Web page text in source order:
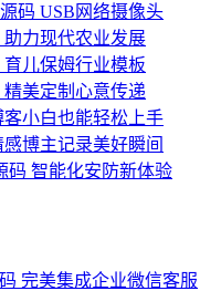
码 USB网络摄像头
力现代农业发展
儿保姆行业模板
美定制心意传递
小白也能轻松上手
博主记录美好瞬间
码 智能化安防新体验
完美集成企业微信客服